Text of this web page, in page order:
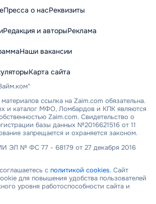
Пресса о насРеквизиты
Редакция и авторыРеклама
Наши вакансии
Карта сайта
ссылка на Zaim.com обязательна.
и каталог МФО, Ломбардов и КПК являются
Zaim.com. Свидетельство о
базы данных №2016621516 от 11
запрещается и охраняется законом.
ЭЛ № ФС 77 - 68179 от 27 декабря 2016
с политикой cookies. Сайт
для повышения удобства пользователей
уровня работоспособности сайта и